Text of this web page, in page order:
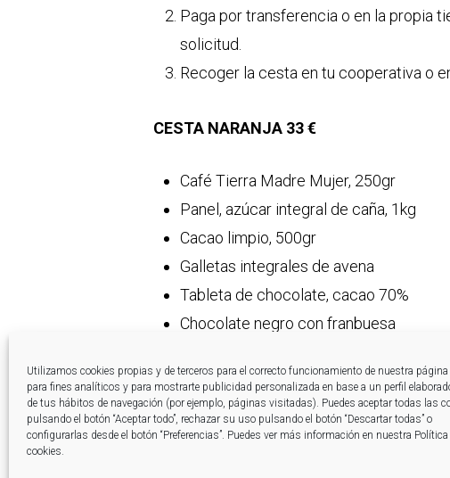
Utilizamos cookies propias y de terceros para el correcto funcionamiento de nuestra página
para fines analíticos y para mostrarte publicidad personalizada en base a un perfil
de tus hábitos de navegación (por ejemplo, páginas visitadas). Puedes aceptar todas las
pulsando el botón “Aceptar todo”, rechazar su uso pulsando el botón “Descartar todas” o
configurarlas desde el botón “Preferencias”. Puedes ver más información en nuestra Política
cookies.
Paga por transferencia o en la propia
solicitud.
Recoger la cesta en tu cooperativa o
CESTA NARANJA 33 €
Café Tierra Madre Mujer, 250gr
Panel, azúcar integral de caña, 1kg
Cacao limpio, 500gr
Galletas integrales de avena
Tableta de chocolate, cacao 70%
Chocolate negro con franbuesa
CESTA VERDE: 43 €